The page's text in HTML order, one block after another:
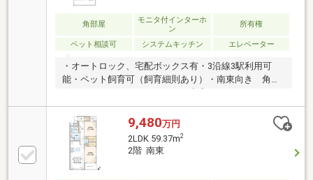
角部屋
モニタ付インターホ
ン
所有権
ペット相談可 システムキッチン エレベーター
・オートロック、宅配ボックス有・3沿線3駅利用可
能・ペット飼育可（飼育細則あり）・南東向き 角住
～ （2026年7月完了）・システムキッチン交
換・ユニットバス交換・洗面化粧台交換・トイレ交
換 ・・・等～～～～～～～～～～～～～～～～
～～～～～電力は一括受電方式：Next Power株式会社
です。
9,480万円
2LDK 59.37m2
2階 南東